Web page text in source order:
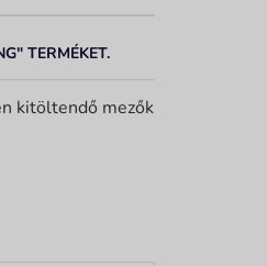
TERMÉKET.
kitöltendő mezők